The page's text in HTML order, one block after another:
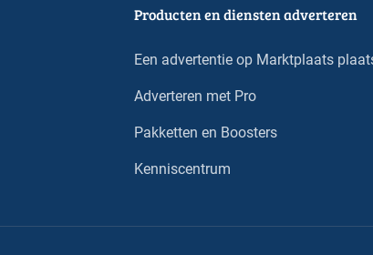
Producten en diensten adverteren
Een advertentie op Marktplaats
Adverteren met Pro
Pakketten en Boosters
Kenniscentrum